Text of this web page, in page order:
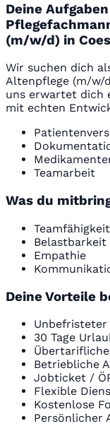
Deine
(m/w/d) in
Wir suchen dich
Altenpflege (m/w/
uns erwartet dich
mit echten
Teamarbeit
Was du
Teamfähigkeit
Belastbarkeit
Empathie
Deine Vorteile
30 Tage
Betriebliche
Jobticket /
Flexible
Kostenlose
Persönlicher